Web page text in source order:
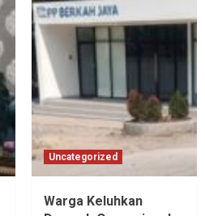
Uncategorized
Warga Keluhkan